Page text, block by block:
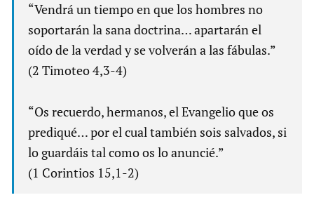
“Vendrá un tiempo en que los hombres no
soportarán la sana doctrina… apartarán el
oído de la verdad y se volverán a las fábulas.”
(2 Timoteo 4,3-4)
“Os recuerdo, hermanos, el Evangelio que os
prediqué… por el cual también sois salvados, si
lo guardáis tal como os lo anuncié.”
(1 Corintios 15,1-2)